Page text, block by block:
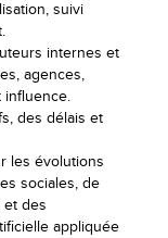
suivi
internes et
agences,
influence.
des délais et
les évolutions
sociales, de
et des
appliquée